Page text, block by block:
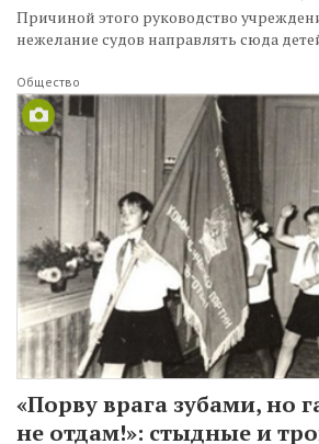
Причиной этого руководство
нежелание судов направлять сюда
Общество
«Порву врага зубами, но
не отдам!»: стыдные и